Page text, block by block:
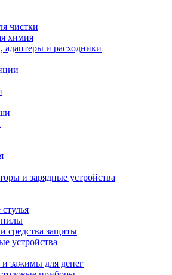
чистки
химия
и расходники
и зарядные устройства
средства защиты
устройства
зажимы для денег